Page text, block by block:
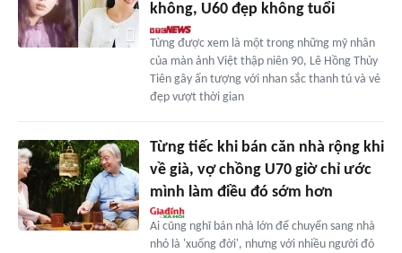
không, U60 đẹp không tuổi
Từng được xem là một trong những mỹ nhân
của màn ảnh Việt thập niên 90, Lê Hồng Thủy
Tiên gây ấn tượng với nhan sắc thanh tú và vẻ
đẹp vượt thời gian
Từng tiếc khi bán căn nhà rộng khi
về già, vợ chồng U70 giờ chỉ ước
mình làm điều đó sớm hơn
Ai cũng nghĩ bán nhà lớn để chuyển sang nhà
nhỏ là 'xuống đời', nhưng với nhiều người đó